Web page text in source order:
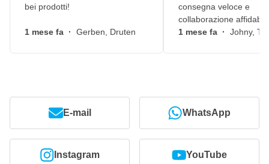
bei prodotti!
1 mese fa · Gerben, Druten
consegna veloce e
collaborazione
1 mese fa · Johny,
E-mail WhatsApp
Instagram YouTube